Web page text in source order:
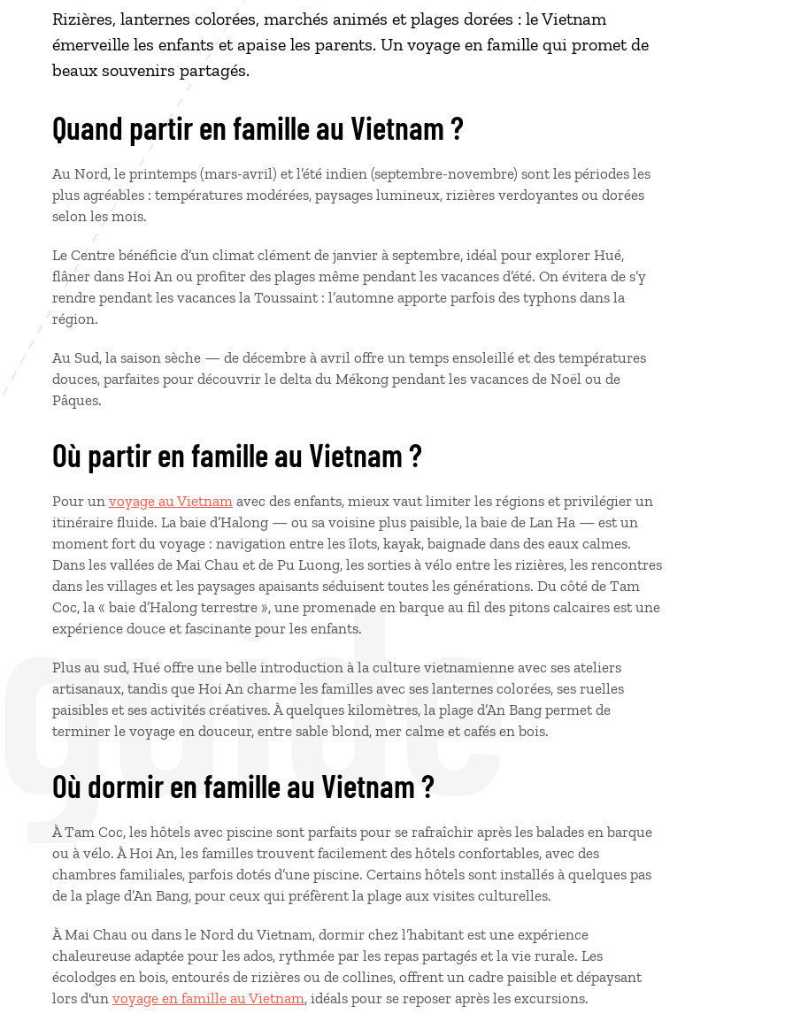
Rizières, lanternes colorées, marchés animés et plages dorées : le Vietnam
émerveille les enfants et apaise les parents. Un voyage en famille qui promet de
beaux souvenirs partagés.
Quand partir en famille au Vietnam ?
Au Nord, le printemps (mars-avril) et l’été indien (septembre-novembre) sont les périodes les
plus agréables : températures modérées, paysages lumineux, rizières verdoyantes ou dorées
selon les mois.
Le Centre bénéficie d’un climat clément de janvier à septembre, idéal pour explorer Hué,
flâner dans Hoi An ou profiter des plages même pendant les vacances d’été. On évitera de s’y
rendre pendant les vacances la Toussaint : l’automne apporte parfois des typhons dans la
région.
Au Sud, la saison sèche — de décembre à avril offre un temps ensoleillé et des températures
douces, parfaites pour découvrir le delta du Mékong pendant les vacances de Noël ou de
Pâques.
Où partir en famille au Vietnam ?
Pour un voyage au Vietnam avec des enfants, mieux vaut limiter les régions et privilégier un
itinéraire fluide. La baie d’Halong — ou sa voisine plus paisible, la baie de Lan Ha — est un
moment fort du voyage : navigation entre les îlots, kayak, baignade dans des eaux calmes.
Dans les vallées de Mai Chau et de Pu Luong, les sorties à vélo entre les rizières, les rencontres
dans les villages et les paysages apaisants séduisent toutes les générations. Du côté de Tam
Coc, la « baie d’Halong terrestre », une promenade en barque au fil des pitons calcaires est une
expérience douce et fascinante pour les enfants.
Plus au sud, Hué offre une belle introduction à la culture vietnamienne avec ses ateliers
artisanaux, tandis que Hoi An charme les familles avec ses lanternes colorées, ses ruelles
paisibles et ses activités créatives. À quelques kilomètres, la plage d’An Bang permet de
terminer le voyage en douceur, entre sable blond, mer calme et cafés en bois.
Où dormir en famille au Vietnam ?
À Tam Coc, les hôtels avec piscine sont parfaits pour se rafraîchir après les balades en barque
ou à vélo. À Hoi An, les familles trouvent facilement des hôtels confortables, avec des
chambres familiales, parfois dotés d’une piscine. Certains hôtels sont installés à quelques pas
de la plage d’An Bang, pour ceux qui préfèrent la plage aux visites culturelles.
À Mai Chau ou dans le Nord du Vietnam, dormir chez l’habitant est une expérience
chaleureuse adaptée pour les ados, rythmée par les repas partagés et la vie rurale. Les
écolodges en bois, entourés de rizières ou de collines, offrent un cadre paisible et dépaysant
lors d'un voyage en famille au Vietnam, idéals pour se reposer après les excursions.